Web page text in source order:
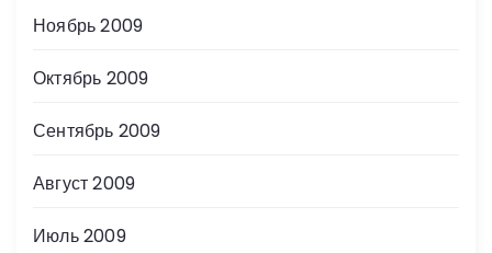
Ноябрь 2009
Октябрь 2009
Сентябрь 2009
Август 2009
Июль 2009